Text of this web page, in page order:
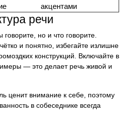
акцентами
речи
но и что говорите.
и понятно, избегайте излишне
конструкций. Включайте в
— это делает речь живой и
ценит внимание к себе, поэтому
в собеседнике всегда